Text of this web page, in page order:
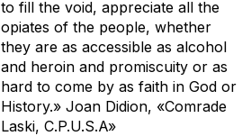
to fill the void, appreciate all the
opiates of the people, whether
they are as accessible as alcohol
and heroin and promiscuity or as
hard to come by as faith in God or
History.» Joan Didion, «Comrade
Laski, C.P.U.S.A»